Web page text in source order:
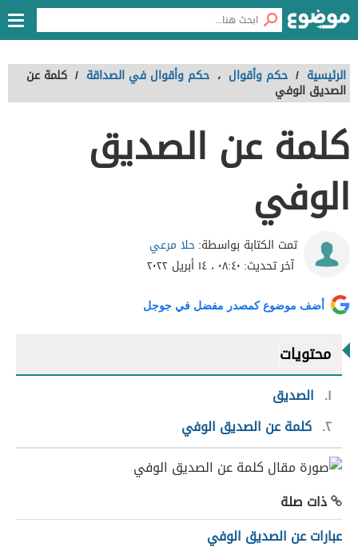
الرئيسية / حكم وأقوال ، حكم وأقوال في الصداقة / كلمة عن
الصديق الوفي
كلمة عن الصديق
الوفي
تمت الكتابة بواسطة:حلا مرعي
آخر تحديث: ٠٨:٤٠ ، ١٤ أبريل ٢٠٢٢
أضف موضوع كمصدر مفضل في جوجل
محتويات
١
الصديق
٢ كلمة عن الصديق الوفي
ذات صلة
عبارات عن الصديق الوفي